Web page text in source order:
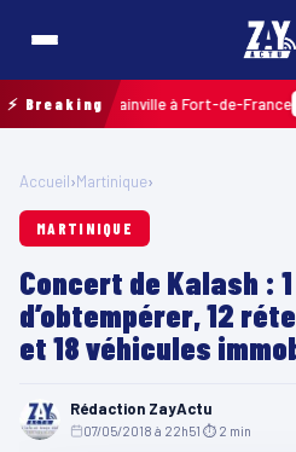
⚡ BreakingSainville à Fort-de-France
Accueil›Martinique›
MARTINIQUE
Concert de Kalash :
d’obtempérer, 12
et 18 véhicules
Rédaction ZayActu
07/05/2018 à 22h51 ⏱ 2 min